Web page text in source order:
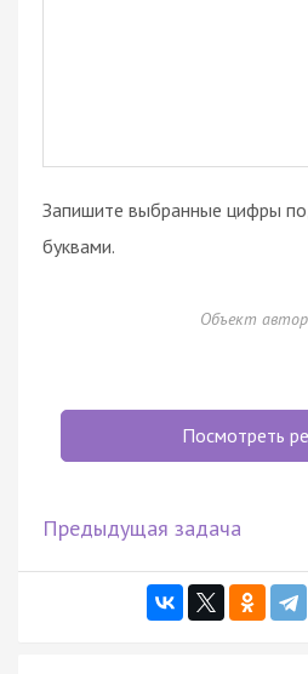
Запишите выбранные цифры
буквами.
Объект
Посмотреть
Предыдущая задача